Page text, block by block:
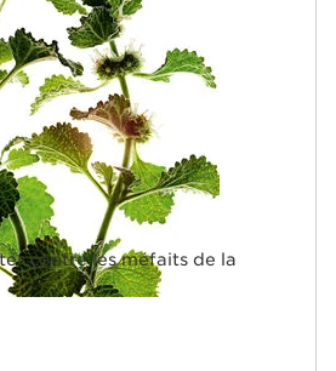
contre les méfaits de la